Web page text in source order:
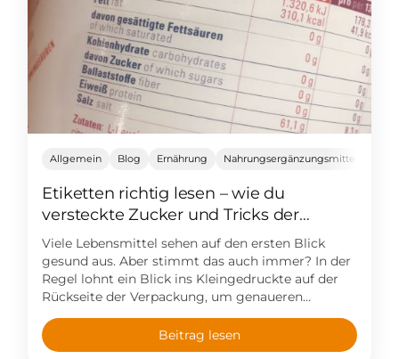
Allgemein Blog Ernährung Nahrungsergänzungsmittel
Etiketten richtig lesen – wie du
versteckte Zucker und Tricks der
Hersteller erkennst
Viele Lebensmittel sehen auf den ersten Blick
gesund aus. Aber stimmt das auch immer? In der
Regel lohnt ein Blick ins Kleingedruckte auf der
Rückseite der Verpackung, um genaueren
Aufschluss über Inhalte eines Lebensmittels zu
erhalten. Wie du den Nährwert eines
Lebensmittels richtig einschätzt und die Tricks
Beitrag lesen